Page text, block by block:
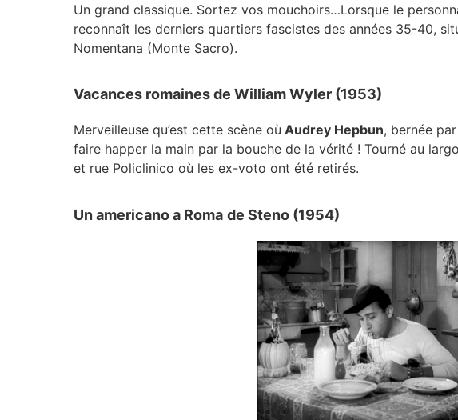
Un grand classique. Sortez vos mouchoirs…Lorsque le
reconnaît les derniers quartiers fascistes des années 35-40,
Nomentana (Monte Sacro).
Vacances romaines de William Wyler (1953)
Merveilleuse qu’est cette scène où Audrey Hepbun, bernée par
faire happer la main par la bouche de la vérité ! Tourné au
et rue Policlinico où les ex-voto ont été retirés.
Un americano a Roma de Steno (1954)